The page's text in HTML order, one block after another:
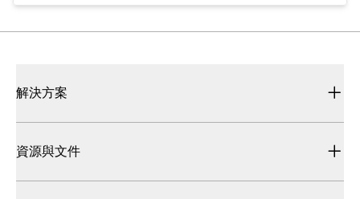
解決方案
資源與文件